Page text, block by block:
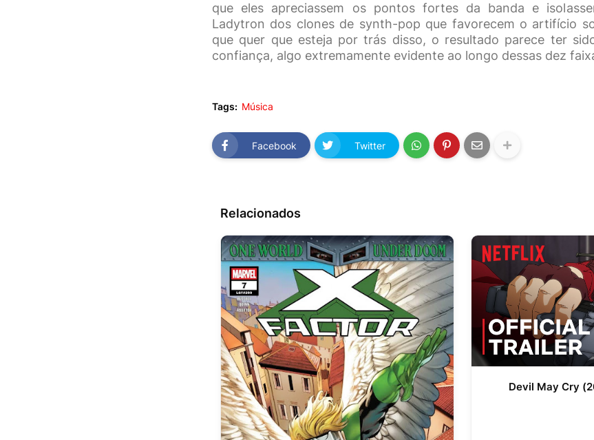
que eles apreciassem os pontos fortes da banda e
Ladytron dos clones de synth-pop que favorecem o artifício
que quer que esteja por trás disso, o resultado parece ter
confiança, algo extremamente evidente ao longo dessas dez
Tags: Música
Facebook Twitter
Relacionados
Devil May Cry